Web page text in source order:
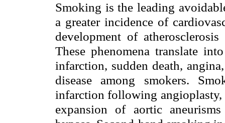
Smoking is the leading
a greater incidence of
development of
These phenomena translate
infarction, sudden death,
disease among smokers.
infarction following angioplasty,
expansion of aortic